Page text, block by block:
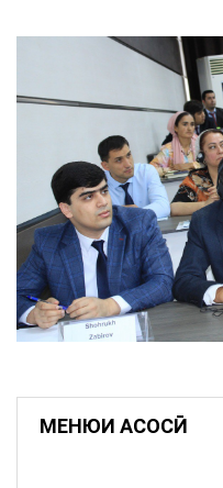
МЕНЮИ АСОСӢ